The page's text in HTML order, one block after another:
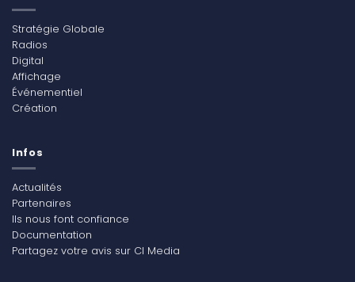
Stratégie Globale
Radios
Digital
Affichage
Événementiel
Création
Infos
Actualités
Partenaires
Ils nous font confiance
Documentation
Partagez votre avis sur CI Media